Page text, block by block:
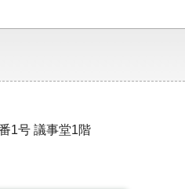
1号 議事堂1階